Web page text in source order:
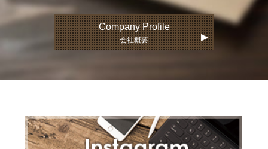
Company Profile
会社概要 ▶